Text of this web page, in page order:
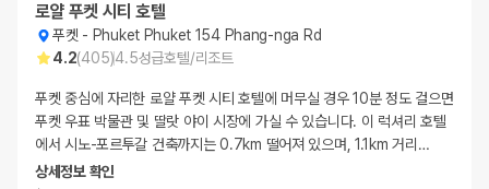
로얄 푸켓 시티 호텔
푸켓 - Phuket Phuket 154 Phang-nga Rd
4.2(405)4.5성급호텔/리조트
푸켓 중심에 자리한 로얄 푸켓 시티 호텔에 머무실 경우 10분 정도 걸으면
푸켓 우표 박물관 및 딸랏 야이 시장에 가실 수 있습니다. 이 럭셔리 호텔
에서 시노-포르투갈 건축까지는 0.7km 떨어져 있으며, 1.1km 거리 …
상세정보 확인